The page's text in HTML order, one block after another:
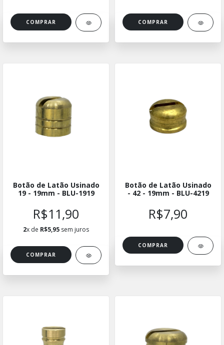
Botão de Latão Usinado
19 - 19mm - BLU-1919
R$11,90
2x de R$5,95 sem juros
Botão de Latão Usinado
- 42 - 19mm - BLU-4219
R$7,90